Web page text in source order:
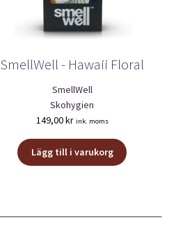
SmellWell - Hawaii Floral
SmellWell
Skohygien
149,00kr ink. moms
Lägg till i varukorg